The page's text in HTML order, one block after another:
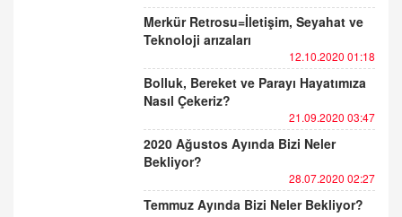
Merkür Retrosu=İletişim, Seyahat ve
Teknoloji arızaları
12.10.2020 01:18
Bolluk, Bereket ve Parayı Hayatımıza
Nasıl Çekeriz?
21.09.2020 03:47
2020 Ağustos Ayında Bizi Neler
Bekliyor?
28.07.2020 02:27
Temmuz Ayında Bizi Neler Bekliyor?